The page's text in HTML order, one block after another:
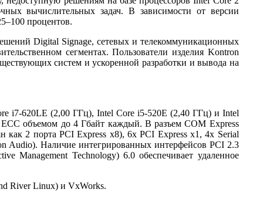
вычислительных задач. В зависимости от версии
процентов.
Digital Signage, сетевых и телекоммуникационных
сегментах. Пользователи изделия Kontron
систем и ускоренной разработки и вывода на
i7-620LE (2,00 ГГц), Intel Core i5-520E (2,40 ГГц) и Intel
объемом до 4 Гбайт каждый. В разъем COM Express
2 порта PCI Express x8), 6х PCI Express x1, 4х Serial
Наличие интегрированных интерфейсов PCI 2.3
Management Technology) 6.0 обеспечивает удаленное
River Linux) и VxWorks.